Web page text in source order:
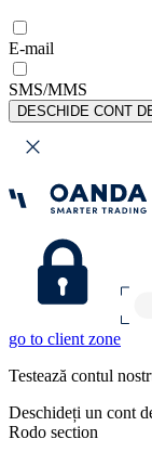
E-mail
SMS/MMS
DESCHIDE CONT
go to client zone
Testează contul
Deschideți un cont
Rodo section